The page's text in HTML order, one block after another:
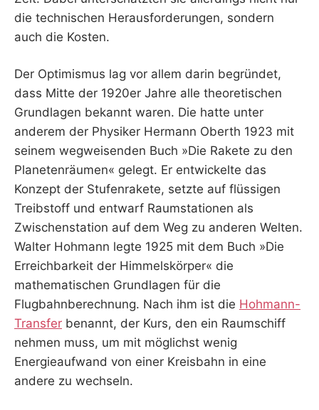
die technischen Herausforderungen, sondern
auch die Kosten.
Der Optimismus lag vor allem darin begründet,
dass Mitte der 1920er Jahre alle theoretischen
Grundlagen bekannt waren. Die hatte unter
anderem der Physiker Hermann Oberth 1923 mit
seinem wegweisenden Buch »Die Rakete zu den
Planetenräumen« gelegt. Er entwickelte das
Konzept der Stufenrakete, setzte auf flüssigen
Treibstoff und entwarf Raumstationen als
Zwischenstation auf dem Weg zu anderen Welten.
Walter Hohmann legte 1925 mit dem Buch »Die
Erreichbarkeit der Himmelskörper« die
mathematischen Grundlagen für die
Flugbahnberechnung. Nach ihm ist die Hohmann-
Transfer benannt, der Kurs, den ein Raumschiff
nehmen muss, um mit möglichst wenig
Energieaufwand von einer Kreisbahn in eine
andere zu wechseln.